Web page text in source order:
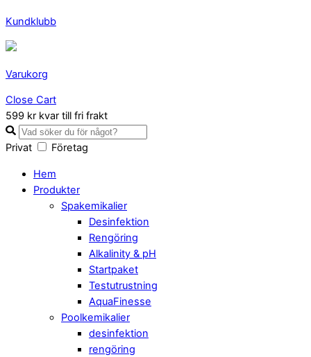
Kundklubb
Varukorg
Close Cart
599 kr kvar till fri frakt
Privat Företag
Hem
Produkter
Spakemikalier
Desinfektion
Rengöring
Alkalinity & pH
Startpaket
Testutrustning
AquaFinesse
Poolkemikalier
desinfektion
rengöring